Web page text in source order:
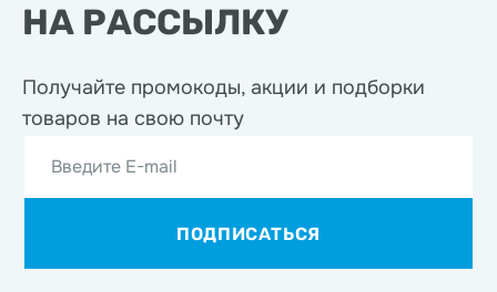
НА РАССЫЛКУ
Получайте промокоды, акции и подборки
товаров на свою почту
Введите E-mail
ПОДПИСАТЬСЯ